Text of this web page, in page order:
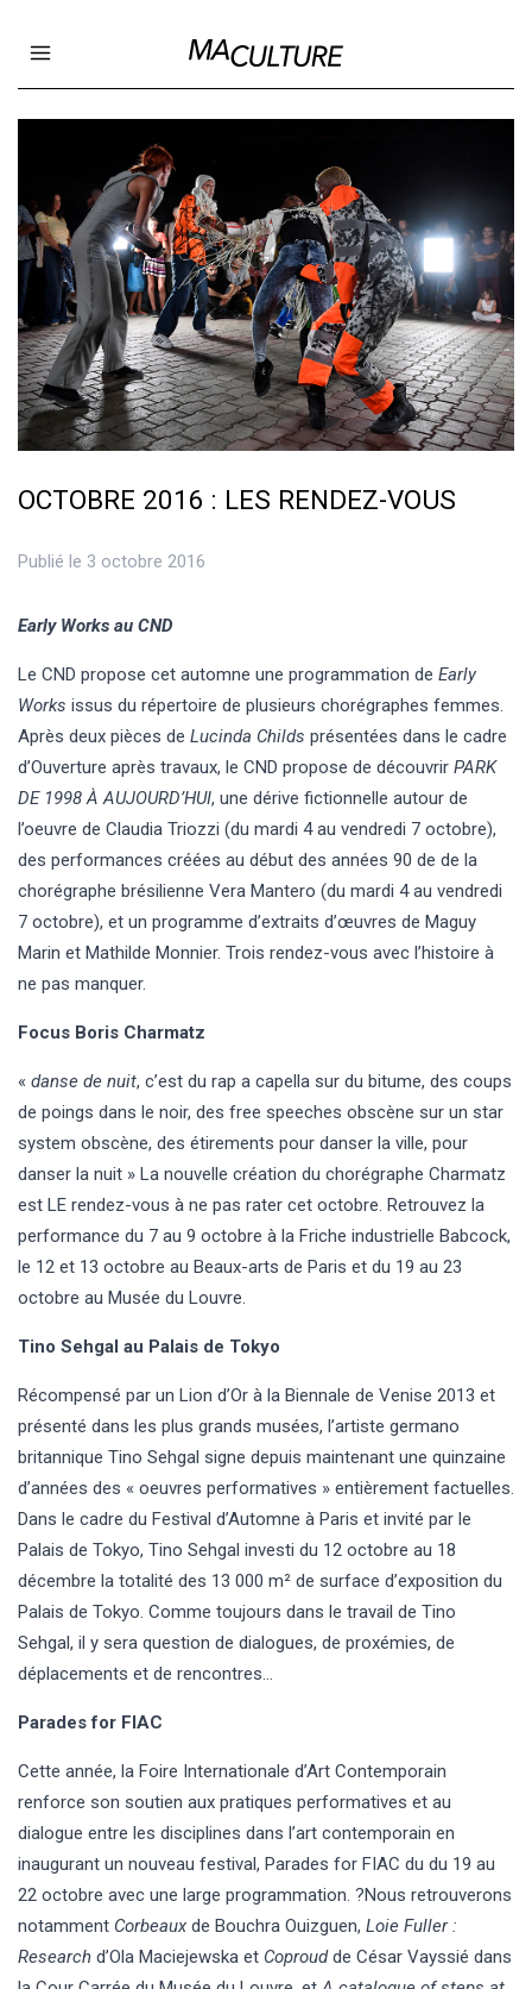
Open main menu
Ma Culture
OCTOBRE 2016 : LES RENDEZ-VOUS
Publié le 3 octobre 2016
Early Works au CND
Le CND propose cet automne une programmation de Early
Works issus du répertoire de plusieurs chorégraphes femmes.
Après deux pièces de Lucinda Childs présentées dans le cadre
d’Ouverture après travaux, le CND propose de découvrir PARK
DE 1998 À AUJOURD’HUI, une dérive fictionnelle autour de
l’oeuvre de Claudia Triozzi (du mardi 4 au vendredi 7 octobre),
des performances créées au début des années 90 de de la
chorégraphe brésilienne Vera Mantero (du mardi 4 au vendredi
7 octobre), et un programme d’extraits d’œuvres de Maguy
Marin et Mathilde Monnier. Trois rendez-vous avec l’histoire à
ne pas manquer.
Focus Boris Charmatz
« danse de nuit, c’est du rap a capella sur du bitume, des coups
de poings dans le noir, des free speeches obscène sur un star
system obscène, des étirements pour danser la ville, pour
danser la nuit » La nouvelle création du chorégraphe Charmatz
est LE rendez-vous à ne pas rater cet octobre. Retrouvez la
performance du 7 au 9 octobre à la Friche industrielle Babcock,
le 12 et 13 octobre au Beaux-arts de Paris et du 19 au 23
octobre au Musée du Louvre.
Tino Sehgal au Palais de Tokyo
Récompensé par un Lion d’Or à la Biennale de Venise 2013 et
présenté dans les plus grands musées, l’artiste germano
britannique Tino Sehgal signe depuis maintenant une quinzaine
d’années des « oeuvres performatives » entièrement factuelles.
Dans le cadre du Festival d’Automne à Paris et invité par le
Palais de Tokyo, Tino Sehgal investi du 12 octobre au 18
décembre la totalité des 13 000 m² de surface d’exposition du
Palais de Tokyo. Comme toujours dans le travail de Tino
Sehgal, il y sera question de dialogues, de proxémies, de
déplacements et de rencontres…
Parades for FIAC
Cette année, la Foire Internationale d’Art Contemporain
renforce son soutien aux pratiques performatives et au
dialogue entre les disciplines dans l’art contemporain en
inaugurant un nouveau festival, Parades for FIAC du du 19 au
22 octobre avec une large programmation. ?Nous retrouverons
notamment Corbeaux de Bouchra Ouizguen, Loie Fuller :
Research d’Ola Maciejewska et Coproudde César Vayssié dans